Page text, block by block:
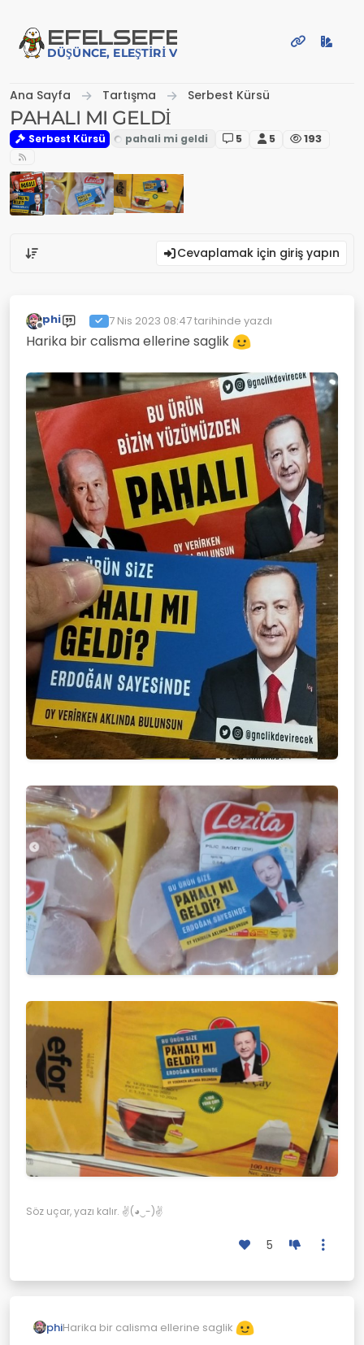
EFELSEFE
DÜŞÜNCE, ELEŞTIRI VE PAYLAŞIM PLATFORMU
Ana Sayfa Tartışma Serbest Kürsü
PAHALI MI GELDİ
Serbest Kürsü 5 5 193
Cevaplamak için giriş yapın
Çevrimdışı
phi 7 Nis 2023 08:47tarihinde yazdı
Son düzenleyen:
Harika bir calisma ellerine saglik
Söz uçar, yazı kalır. ✌(◕‿-)✌
5
phiHarika bir calisma ellerine saglik